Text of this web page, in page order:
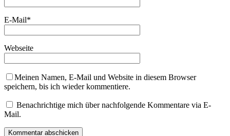
E-Mail*
Webseite
Meinen Namen, E-Mail und Website in diesem Browser
speichern, bis ich wieder kommentiere.
Benachrichtige mich über nachfolgende Kommentare via E-
Mail.